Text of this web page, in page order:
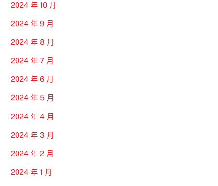
2024 年 10 月
2024 年 9 月
2024 年 8 月
2024 年 7 月
2024 年 6 月
2024 年 5 月
2024 年 4 月
2024 年 3 月
2024 年 2 月
2024 年 1 月